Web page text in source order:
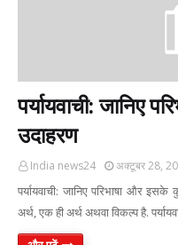
पर्यायवाची: जानिए
उदाहरण
India news24 अक्टूबर 28,
पर्यायवाची: जानिए परिभाषा और
अर्थ, एक ही अर्थ अथवा विकल्प है.